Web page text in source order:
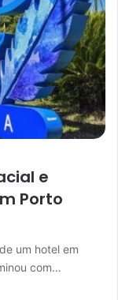
e
Porto
um hotel em
com…